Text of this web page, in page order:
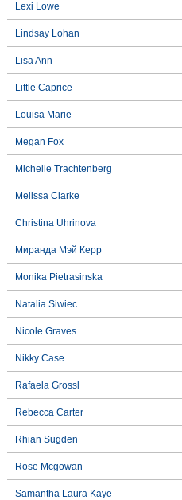
Lexi Lowe
Lindsay Lohan
Lisa Ann
Little Caprice
Louisa Marie
Megan Fox
Michelle Trachtenberg
Melissa Clarke
Christina Uhrinova
Миранда Мэй Керр
Monika Pietrasinska
Natalia Siwiec
Nicole Graves
Nikky Case
Rafaela Grossl
Rebecca Carter
Rhian Sugden
Rose Mcgowan
Samantha Laura Kaye